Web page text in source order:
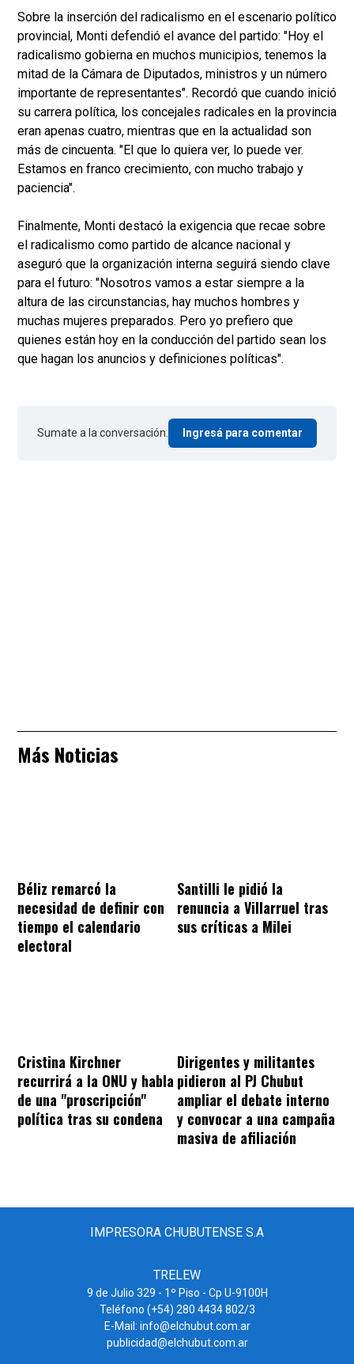
Sobre la inserción del radicalismo en el escenario político
provincial, Monti defendió el avance del partido: "Hoy el
radicalismo gobierna en muchos municipios, tenemos la
mitad de la Cámara de Diputados, ministros y un número
importante de representantes". Recordó que cuando inició
su carrera política, los concejales radicales en la provincia
eran apenas cuatro, mientras que en la actualidad son
más de cincuenta. "El que lo quiera ver, lo puede ver.
Estamos en franco crecimiento, con mucho trabajo y
paciencia".
Finalmente, Monti destacó la exigencia que recae sobre
el radicalismo como partido de alcance nacional y
aseguró que la organización interna seguirá siendo clave
para el futuro: "Nosotros vamos a estar siempre a la
altura de las circunstancias, hay muchos hombres y
muchas mujeres preparados. Pero yo prefiero que
quienes están hoy en la conducción del partido sean los
que hagan los anuncios y definiciones políticas".
Sumate a la conversación. Ingresá para comentar
Más Noticias
Béliz remarcó la
necesidad de definir con
tiempo el calendario
electoral
Santilli le pidió la
renuncia a Villarruel tras
sus críticas a Milei
Cristina Kirchner
recurrirá a la ONU y habla
de una "proscripción"
política tras su condena
Dirigentes y militantes
pidieron al PJ Chubut
ampliar el debate interno
y convocar a una campaña
masiva de afiliación
IMPRESORA CHUBUTENSE S.A
TRELEW
9 de Julio 329 - 1º Piso - Cp U-9100H
Teléfono (+54) 280 4434 802/3
E-Mail: info@elchubut.com.ar
publicidad@elchubut.com.ar